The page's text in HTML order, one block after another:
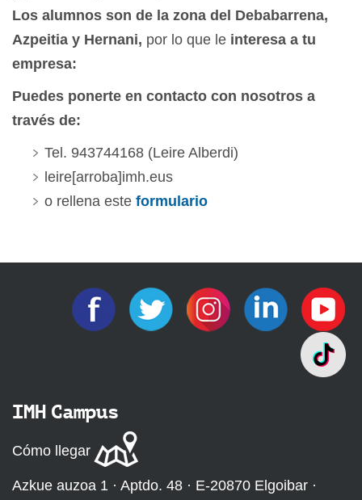
Los alumnos son de la zona del Debabarrena,
Azpeitia y Hernani, por lo que le interesa a tu
empresa:
Puedes ponerte en contacto con nosotros a
través de:
Tel. 943744168 (Leire Alberdi)
leire[arroba]imh.eus
o rellena este formulario
IMH Campus
Cómo llegar
Azkue auzoa 1 · Aptdo. 48 · E-20870 Elgoibar ·